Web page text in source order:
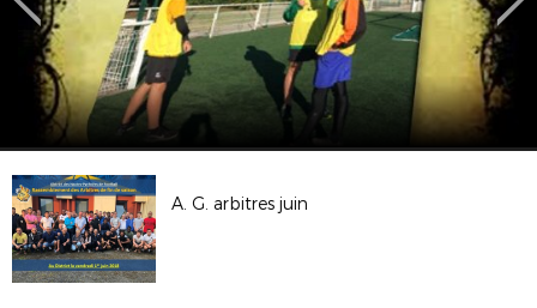
A. G. arbitres juin